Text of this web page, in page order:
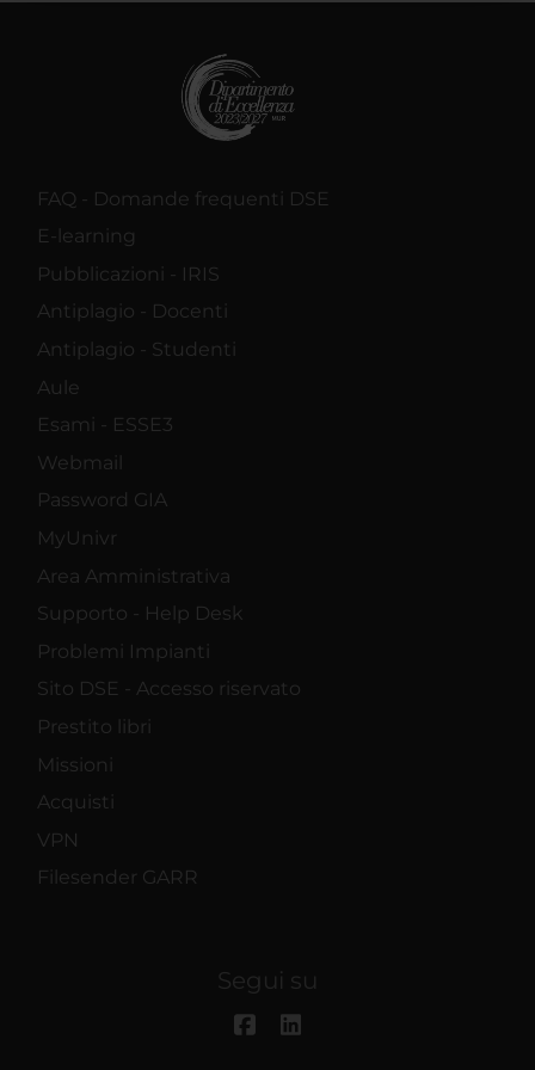
raccolto dal tuo utilizzo dei loro servizi.
FAQ - Domande frequenti DSE
E-learning
Pubblicazioni - IRIS
Antiplagio - Docenti
Antiplagio - Studenti
Aule
Esami - ESSE3
Webmail
Password GIA
MyUnivr
Area Amministrativa
Supporto - Help Desk
Problemi Impianti
Sito DSE - Accesso riservato
Prestito libri
Missioni
Acquisti
VPN
Filesender GARR
Segui su